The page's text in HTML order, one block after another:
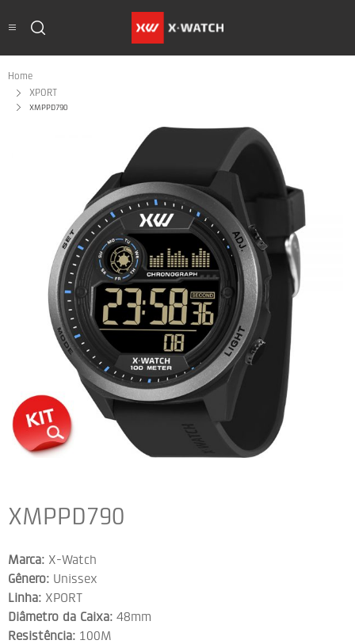
Home
XPORT
XMPPD790
XMPPD790
Marca: X-Watch
Gênero: Unissex
Linha: XPORT
Diâmetro da Caixa: 48mm
Resistência: 100M